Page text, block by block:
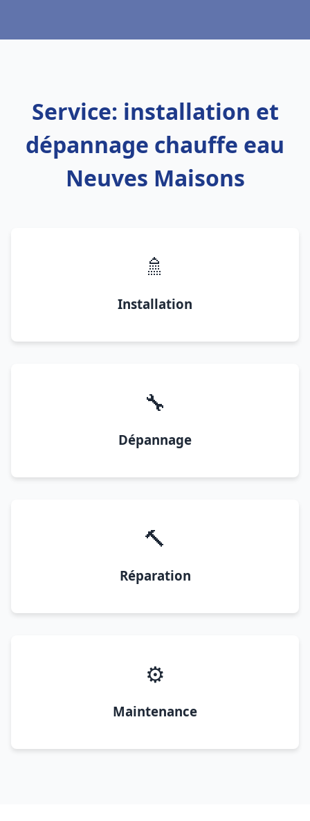
Service: installation et
dépannage chauffe eau
Neuves Maisons
🚿
Installation
🔧
Dépannage
🔨
Réparation
⚙️
Maintenance